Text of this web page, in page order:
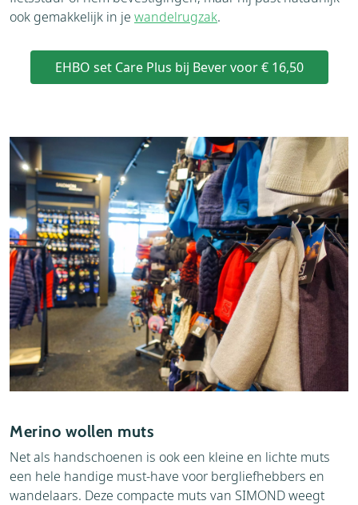
ook gemakkelijk in je wandelrugzak.
EHBO set Care Plus bij Bever voor € 16,50
Merino wollen muts
Net als handschoenen is ook een kleine en lichte muts
een hele handige must-have voor bergliefhebbers en
wandelaars. Deze compacte muts van SIMOND weegt